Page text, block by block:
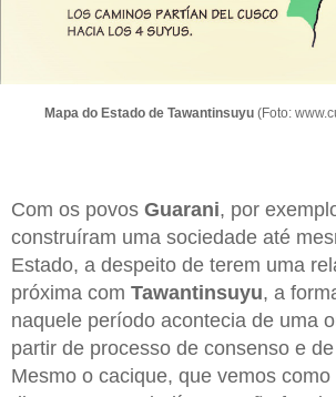
Mapa do Estado de Tawantinsuyu(Foto:
Com os povos Guarani, por
construíram uma sociedade até
Estado, a despeito de terem uma
próxima com Tawantinsuyu, a
naquele período acontecia de uma
partir de processo de consenso e
Mesmo o cacique, que vemos